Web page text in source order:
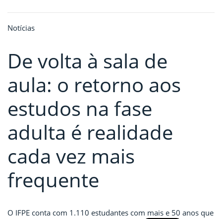
Notícias
De volta à sala de
aula: o retorno aos
estudos na fase
adulta é realidade
cada vez mais
frequente
O IFPE conta com 1.110 estudantes com mais e 50 anos que